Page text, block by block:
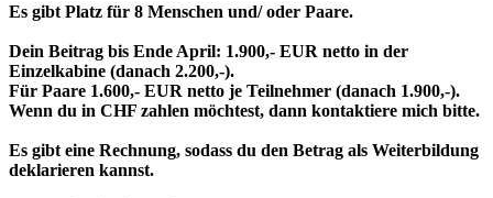
Es gibt Platz für 8 Menschen und/ oder Paare.
Dein Beitrag bis Ende April: 1.900,- EUR netto in der
Einzelkabine (danach 2.200,-).
Für Paare 1.600,- EUR netto je Teilnehmer (danach 1.900,-).
Wenn du in CHF zahlen möchtest, dann kontaktiere mich bitte.
Es gibt eine Rechnung, sodass du den Betrag als Weiterbildung
deklarieren kannst.